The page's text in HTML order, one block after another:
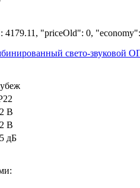
"priceOld": 0,
В
В
дБ